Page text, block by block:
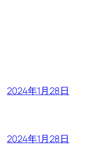
2024年1月28日
2024年1月28日